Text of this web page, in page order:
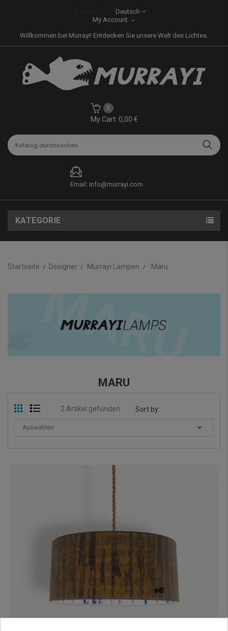
Deutsch
My Account
Willkommen bei Murrayi! Entdecken Sie unsere Welt des Lichtes.
My Cart: 0,00 €
0
Email: info@murrayi.com
KATEGORIE
Startseite Designer Murrayi Lampen Maru
MARU
2 Artikel gefunden Sort by:
Auswählen 